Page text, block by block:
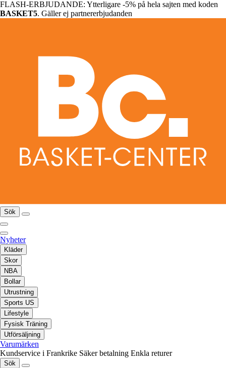
FLASH-ERBJUDANDE: Ytterligare -5% på hela sajten med koden
BASKET5. Gäller ej partnererbjudanden
Sök
Nyheter
Kläder
Skor
NBA
Bollar
Utrustning
Sports US
Lifestyle
Fysisk Träning
Utförsäljning
Varumärken
Kundservice i Frankrike Säker betalning Enkla returer
Sök